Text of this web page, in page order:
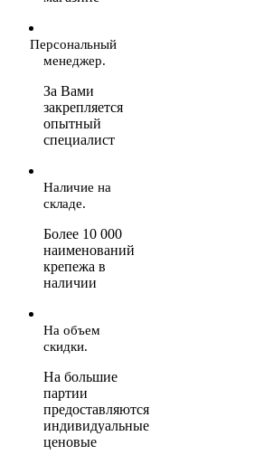
Персональный
менеджер.
За Вами
закрепляется
опытный
специалист
Наличие на
складе.
Более 10 000
наименований
крепежа в
наличии
На объем
скидки.
На большие
партии
предоставляются
индивидуальные
ценовые